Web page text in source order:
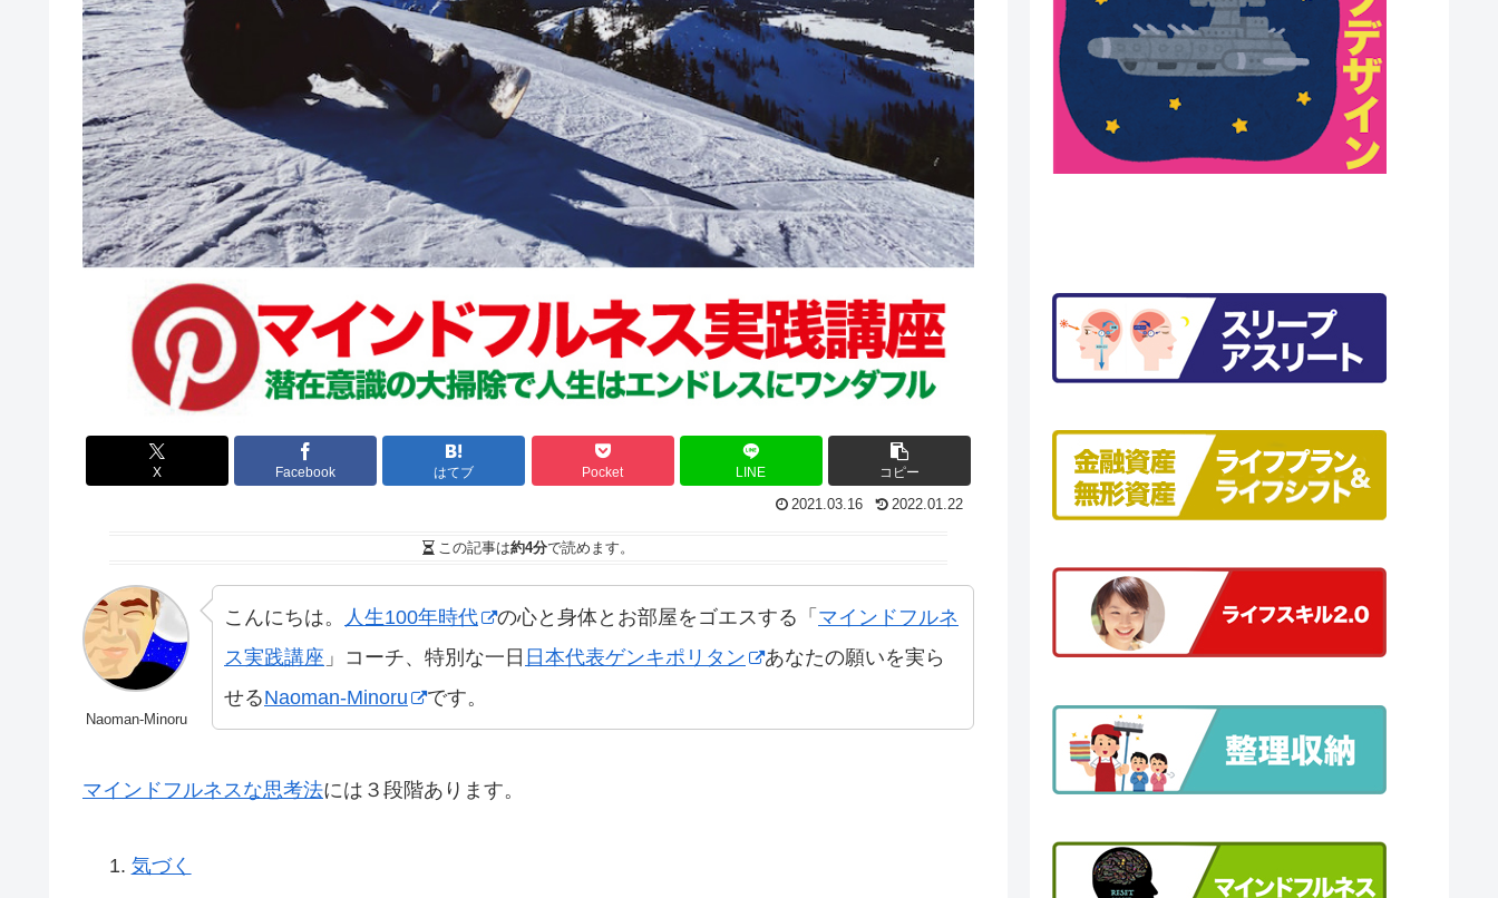
X Facebook はてブ Pocket LINE コピー
2021.03.16 2022.01.22
この記事は約4分で読めます。
Naoman-Minoru
こんにちは。 人生100年時代 の心と身体とお部屋をゴエスする「 マインドフルネ
ス実践講座 」コーチ、特別な一日 日本代表ゲンキポリタン
あなたの願いを実ら
せるNaoman-Minoru です。
マインドフルネスな思考法には３段階あります。
気づく